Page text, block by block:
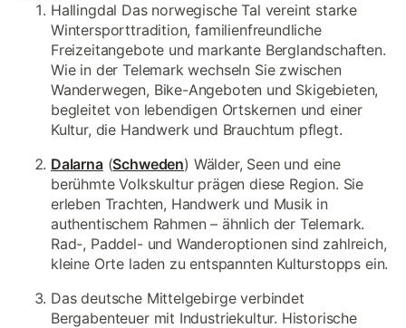
Hallingdal Das norwegische Tal vereint starke
Wintersporttradition, familienfreundliche
Freizeitangebote und markante Berglandschaften.
Wie in der Telemark wechseln Sie zwischen
Wanderwegen, Bike-Angeboten und Skigebieten,
begleitet von lebendigen Ortskernen und einer
Kultur, die Handwerk und Brauchtum pflegt.
Dalarna(Schweden) Wälder, Seen und eine
berühmte Volkskultur prägen diese Region. Sie
erleben Trachten, Handwerk und Musik in
authentischem Rahmen – ähnlich der Telemark.
Rad-, Paddel- und Wanderoptionen sind zahlreich,
kleine Orte laden zu entspannten Kulturstopps ein.
Das deutsche Mittelgebirge verbindet
Bergabenteuer mit Industriekultur. Historische